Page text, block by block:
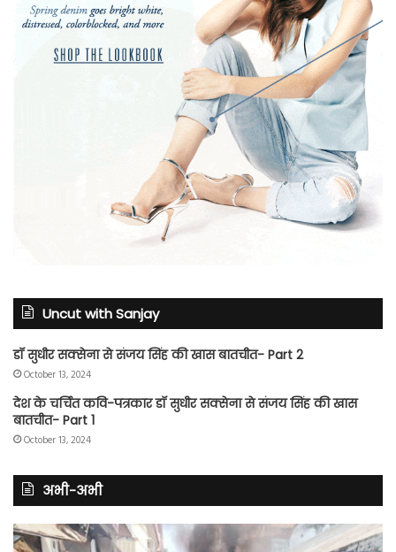
Uncut with Sanjay
डॉ सुधीर सक्सेना से संजय सिंह की खास बातचीत- Part 2
October 13, 2024
देश के चर्चित कवि-पत्रकार डॉ सुधीर सक्सेना से संजय सिंह की खास
बातचीत- Part 1
October 13, 2024
अभी-अभी